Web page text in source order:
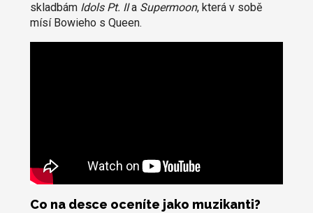
skladbám Idols Pt. IIa Supermoon, která v sobě
mísí Bowieho s Queen.
Co na desce oceníte jako muzikanti?